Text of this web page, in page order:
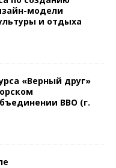
модели
и отдыха
«Верный друг»
ВВО (г.